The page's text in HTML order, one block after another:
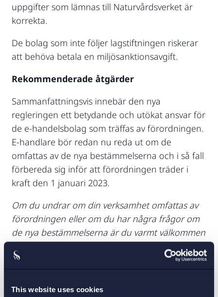
This website uses cookies
uppgifter som lämnas till Naturvårdsverket är
korrekta.
De bolag som inte följer lagstiftningen riskerar
att behöva betala en miljösanktionsavgift.
Rekommenderade åtgärder
Sammanfattningsvis innebär den nya
regleringen ett betydande och utökat ansvar för
de e-handelsbolag som träffas av förordningen.
E-handlare bör redan nu reda ut om de
omfattas av de nya bestämmelserna och i så fall
förbereda sig inför att förordningen träder i
kraft den 1 januari 2023.
Om du undrar om din verksamhet omfattas av
förordningen eller om du har några frågor om
de nya bestämmelserna är du varmt välkommen
att höra av dig till Setterwalls.